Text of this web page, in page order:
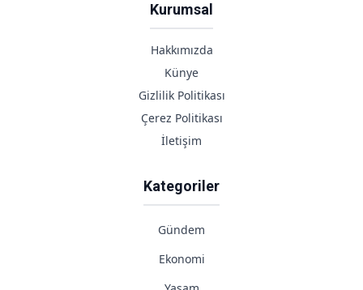
Kurumsal
Hakkımızda
Künye
Gizlilik Politikası
Çerez Politikası
İletişim
Kategoriler
Gündem
Ekonomi